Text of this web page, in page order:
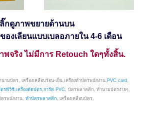
กดูภาพขยายด้านบน
องเลียนแบบเบลอภายใน 4-6 เดือน
จริง ไม่มีการ Retouch ใดๆทั้งสิ้น.
ามบัตร, เครื่องเคลือบร้อน-เย็น,เครื่องทำบัตรพนักงาน, PVC card
พีวีซี,เครื่องตัดบัตร,การ์ด PVC
, บัตรพลาสติก, ทำนามบัตรง่ายๆ,
ตรพนักงาน,ทำบัตรพลาสติก ,เครื่องเคลือบบัตร,